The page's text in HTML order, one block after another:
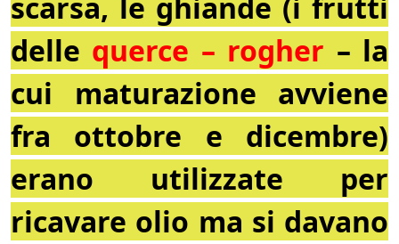
scarsa, le ghiande (i frutti
delle querce – rogher – la
cui maturazione avviene
fra ottobre e dicembre)
erano utilizzate per
ricavare olio ma si davano